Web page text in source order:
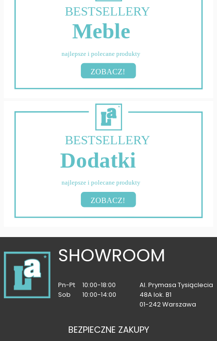
BESTSELLERY
Meble
najlepsze i polecane produkty
ZOBACZ!
BESTSELLERY
Dodatki
najlepsze i polecane produkty
ZOBACZ!
SHOWROOM
Pn-Pt
10:00-18:00
Sob
10:00-14:00
Al. Prymasa Tysiąclecia
48A lok. B1
01-242 Warszawa
BEZPIECZNE ZAKUPY